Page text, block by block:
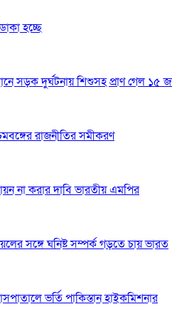
হচ্ছে
সড়ক দুর্ঘটনায় শিশুসহ প্রাণ গেল ১৫
রাজনীতির সমীকরণ
না করার দাবি ভারতীয় এমপির
সঙ্গে ঘনিষ্ট সম্পর্ক গড়তে চায় ভারত
ভর্তি পাকিস্তান হাইকমিশনার